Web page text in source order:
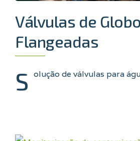
Válvulas de Globo
Flangeadas
S olução de válvulas para